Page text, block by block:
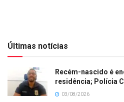
Últimas notícias
Recém-nascido é
residência; Polícia
03/08/2026